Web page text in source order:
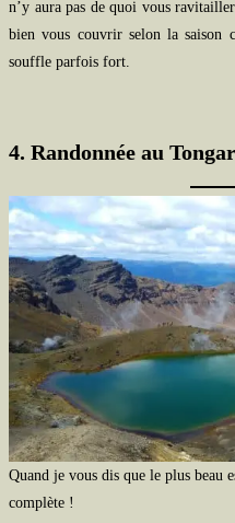
n’y aura pas de quoi vous
bien vous couvrir selon la
souffle parfois fort.
4. Randonnée au
Quand je vous dis que le plus beau
complète !